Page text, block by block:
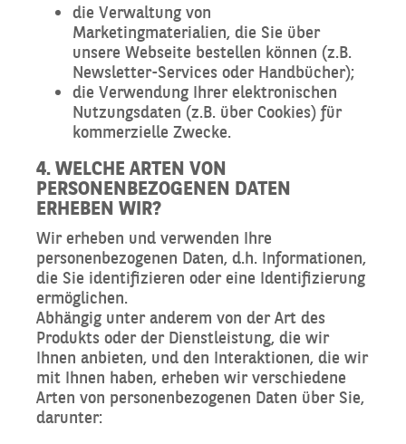
die Verwaltung von
Marketingmaterialien, die Sie über
unsere Webseite bestellen können (z.B.
Newsletter-Services oder Handbücher);
die Verwendung Ihrer elektronischen
Nutzungsdaten (z.B. über Cookies) für
kommerzielle Zwecke.
4. WELCHE ARTEN VON
PERSONENBEZOGENEN DATEN
ERHEBEN WIR?
Wir erheben und verwenden Ihre
personenbezogenen Daten, d.h. Informationen,
die Sie identifizieren oder eine Identifizierung
ermöglichen.
Abhängig unter anderem von der Art des
Produkts oder der Dienstleistung, die wir
Ihnen anbieten, und den Interaktionen, die wir
mit Ihnen haben, erheben wir verschiedene
Arten von personenbezogenen Daten über Sie,
darunter: